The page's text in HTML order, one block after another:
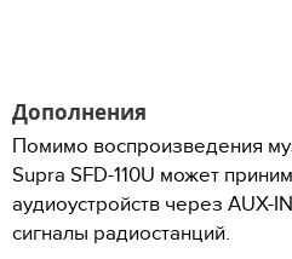
Дополнения
Помимо воспроизведения
Supra SFD-110U может
аудиоустройств через AUX-
сигналы радиостанций.